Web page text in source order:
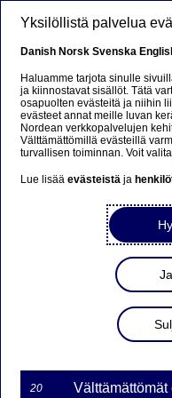
Svein
Nordean
31.
Pörssitiedotteet | 17-
Svein Jacobsen on
hän eroaa Nordea
ennenaikaisesti 31.
ettei hän täytä
enimmäismäärää
Yksilöllistä palvelua
Danish Norsk Svenska
Haluamme tarjota sinulle
ja kiinnostavat sisällöt. Tätä
osapuolten evästeitä ja niihin
evästeet annat meille luvan
Nordean verkkopalvelujen
Välttämättömillä evästeillä
turvallisen toiminnan. Voit
Lue lisääevästeistä ja
20 Välttämättömät